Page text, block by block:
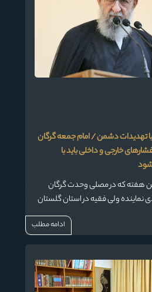
با تهدیدات دشمن / امام جمعه گرگان
خارجی و داخلی باید با
هفته که در مصلی وحدت گرگان
نماینده ولی فقیه در استان گلستان
تحلیل شرایط حساس کنونی کشور، به
پرداخته و بر ضرورت انسجام
جامع و صریح، مسیر مقابله با این
ادامه مطلب